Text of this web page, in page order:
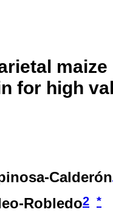
for high
Calderón
Robledo2 *